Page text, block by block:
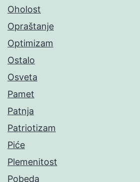
Oholost
Opraštanje
Optimizam
Ostalo
Osveta
Pamet
Patnja
Patriotizam
Piće
Plemenitost
Pobeda